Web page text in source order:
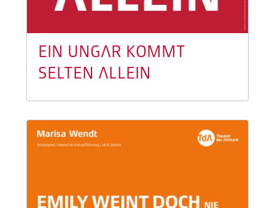
EIN UNGAR KOMMT
SELTEN ALLEIN